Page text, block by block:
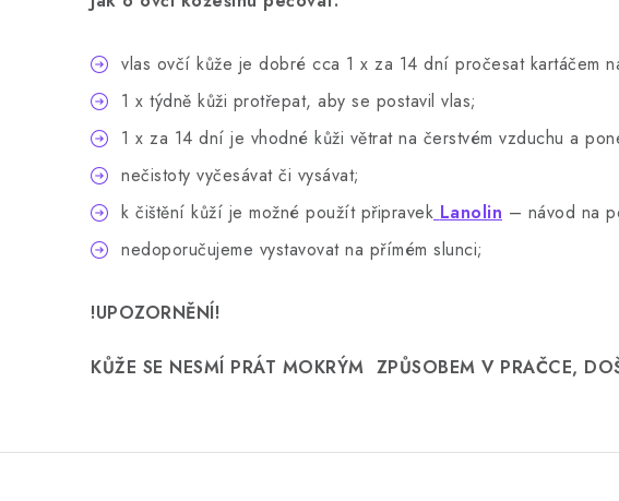
vlas ovčí kůže je dobré cca 1 x za 14 dní pročesat kartáčem
1 x týdně kůži protřepat, aby se postavil vlas;
1 x za 14 dní je vhodné kůži větrat na čerstvém vzduchu a
nečistoty vyčesávat či vysávat;
k čištění kůží je možné použít připravek Lanolin – návod na
nedoporučujeme vystavovat na přímém slunci;
!UPOZORNĚNÍ!
KŮŽE SE NESMÍ PRÁT MOKRÝM ZPŮSOBEM V PRAČCE,